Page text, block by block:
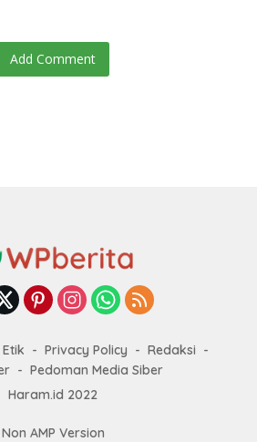
Add Comment
Privacy Policy
Redaksi
Pedoman Media Siber
Haram.id 2022
Non AMP Version